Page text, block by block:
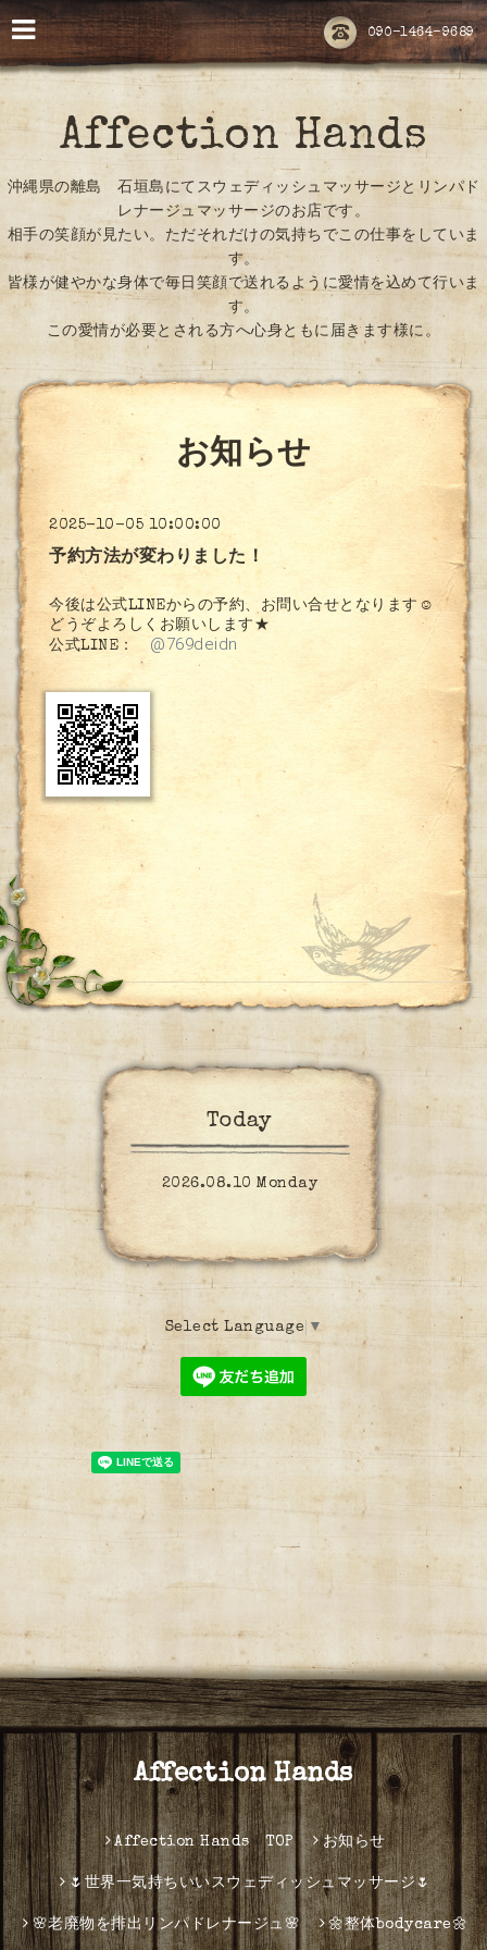
090-1464-9689
Affection Hands
沖縄県の離島 石垣島にてスウェディッシュマッサージとリンパド
レナージュマッサージのお店です。
相手の笑顔が見たい。ただそれだけの気持ちでこの仕事をしていま
す。
皆様が健やかな身体で毎日笑顔で送れるように愛情を込めて行いま
す。
この愛情が必要とされる方へ心身ともに届きます様に。
お知らせ
2025-10-05 10:00:00
予約方法が変わりました！
今後は公式LINEからの予約、お問い合せとなります☺
どうぞよろしくお願いします★
公式LINE： @769deidn
Today
2026.08.10 Monday
Select Language ▼
Affection Hands
Affection Hands TOP お知らせ
🌷世界一気持ちいいスウェディッシュマッサージ🌷
🌸老廃物を排出リンパドレナージュ🌸 🌼整体bodycare🌼